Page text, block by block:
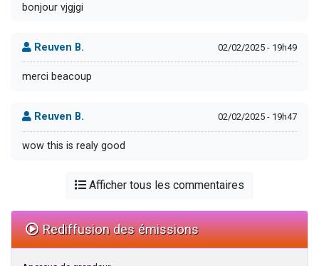
bonjour vjgjgi
Reuven B. 02/02/2025 - 19h49
merci beacoup
Reuven B. 02/02/2025 - 19h47
wow this is realy good
Afficher tous les commentaires
Rediffusion des émissions